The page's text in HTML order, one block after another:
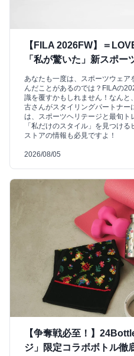
【FILA 2026FW】＝
「私が驚いた」新スポー
あなたも一度は、スポーツウェ
んだことがあるのでは？FILAの
識を覆すかもしれません！なん
古さんがスタイリングパートナ
は、スポーツヘリテージと最旬ト
「私だけのスタイル」を見つけ
ストアの情報も必見ですよ！
2026/08/05
【争奪戦必至！】
ジ」限定コラボボトル徹